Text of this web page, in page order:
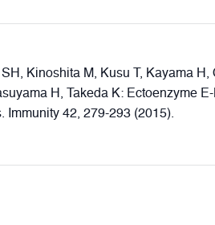
SH, Kinoshita M, Kusu T, Kayama
H, Takeda K: Ectoenzyme
Immunity 42, 279-293 (2015).